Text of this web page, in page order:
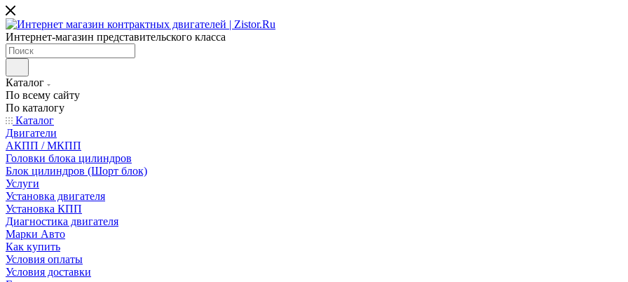
Интернет-магазин представительского класса
Каталог
По всему сайту
По каталогу
Каталог
Двигатели
АКПП / МКПП
Головки блока цилиндров
Блок цилиндров (Шорт блок)
Услуги
Установка двигателя
Установка КПП
Диагностика двигателя
Марки Авто
Как купить
Условия оплаты
Условия доставки